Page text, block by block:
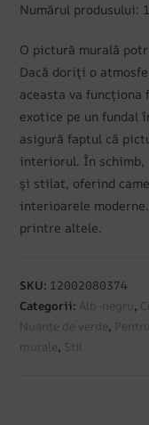
Numărul produsului:
O pictură murală
Dacă doriți o
aceasta va
exotice pe un fundal
asigură faptul că
interiorul. În schimb,
și stilat, oferind
interioarele
printre altele.
SKU: 12002080374
Categorii: Alb-negru ,
Nuanțe de verde,
murale, Stil